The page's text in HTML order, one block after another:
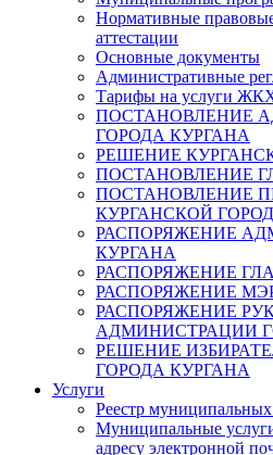
Нормативные
аттестации
Основные документы
Административные
Тарифы на услуги
ПОСТАНОВЛЕНИЕ
ГОРОДА КУРГАНА
РЕШЕНИЕ
ПОСТАНОВЛЕНИЕ
ПОСТАНОВЛЕНИЕ
КУРГАНСКОЙ
РАСПОРЯЖЕНИЕ
КУРГАНА
РАСПОРЯЖЕНИЕ
РАСПОРЯЖЕНИЕ
РАСПОРЯЖЕНИЕ
АДМИНИСТРАЦИИ
РЕШЕНИЕ
ГОРОДА КУРГАНА
Услуги
Реестр муниципальных
Муниципальные
адресу электронной